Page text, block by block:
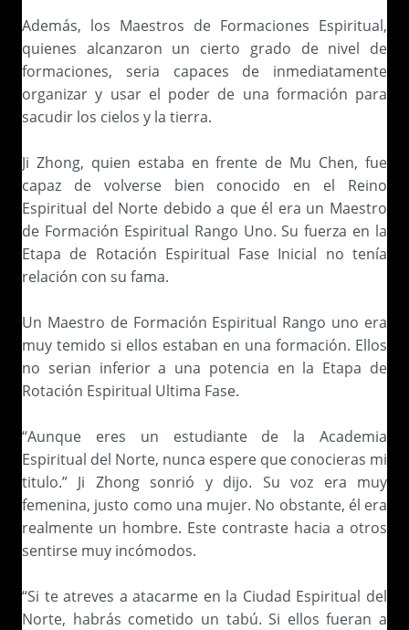
Además, los Maestros de Formaciones Espiritual,
quienes alcanzaron un cierto grado de nivel de
formaciones, seria capaces de inmediatamente
organizar y usar el poder de una formación para
sacudir los cielos y la tierra.
Ji Zhong, quien estaba en frente de Mu Chen, fue
capaz de volverse bien conocido en el Reino
Espiritual del Norte debido a que él era un Maestro
de Formación Espiritual Rango Uno. Su fuerza en la
Etapa de Rotación Espiritual Fase Inicial no tenía
relación con su fama.
Un Maestro de Formación Espiritual Rango uno era
muy temido si ellos estaban en una formación. Ellos
no serian inferior a una potencia en la Etapa de
Rotación Espiritual Ultima Fase.
“Aunque eres un estudiante de la Academia
Espiritual del Norte, nunca espere que conocieras mi
titulo.” Ji Zhong sonrió y dijo. Su voz era muy
femenina, justo como una mujer. No obstante, él era
realmente un hombre. Este contraste hacia a otros
sentirse muy incómodos.
“Si te atreves a atacarme en la Ciudad Espiritual del
Norte, habrás cometido un tabú. Si ellos fueran a